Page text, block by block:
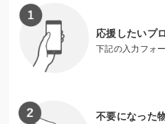
普段できない”当たり前”の
家族で出かけることがなかっ
ど、”当たり前”の経験を贈る活
応援したいプ
下記の入力フォ
不要になった